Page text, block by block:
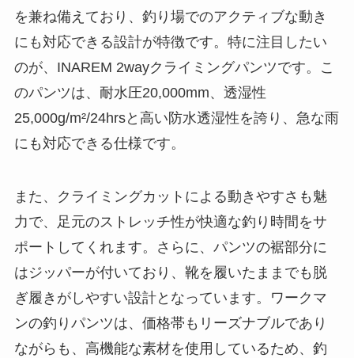
を兼ね備えており、釣り場でのアクティブな動き
にも対応できる設計が特徴です。特に注目したい
のが、INAREM 2wayクライミングパンツです。こ
のパンツは、耐水圧20,000mm、透湿性
25,000g/m²/24hrsと高い防水透湿性を誇り、急な雨
にも対応できる仕様です。
また、クライミングカットによる動きやすさも魅
力で、足元のストレッチ性が快適な釣り時間をサ
ポートしてくれます。さらに、パンツの裾部分に
はジッパーが付いており、靴を履いたままでも脱
ぎ履きがしやすい設計となっています。ワークマ
ンの釣りパンツは、価格帯もリーズナブルであり
ながらも、高機能な素材を使用しているため、釣